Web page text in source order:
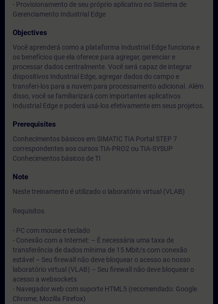
- Provisionamento de seu próprio aplicativo no Sistema de
Gerenciamento Industrial Edge
Objectives
Você aprenderá como a plataforma Industrial Edge funciona e
os benefícios que ela oferece para agregar, gerenciar e
processar dados centralmente. Você será capaz de integrar
dispositivos Industrial Edge, agregar dados do campo e
transferi-los para a nuvem para processamento adicional. Além
disso, você se familiarizará com importantes aplicativos
Industrial Edge e poderá usá-los efetivamente em seus projetos.
Prerequisites
Conhecimentos básicos em SIMATIC TIA Portal STEP 7
correspondentes aos cursos TIA-PRO2 ou TIA-SYSUP
Conhecimentos básicos de TI
Note
Neste treinamento é utilizado o laboratório virtual (VLAB)
Requisitos
- PC com mouse e teclado
- Conexão com a Internet: – É necessária uma taxa de
transferência de dados mínima de 15 Mbit/s com conexão
estável – Seu firewall não deve bloquear o acesso ao nosso
laboratório virtual (VLAB) – Seu firewall não deve bloquear o
acesso a websockets
- Navegador web com suporte HTML5 (recomendado: Google
Chrome, Mozilla Firefox)